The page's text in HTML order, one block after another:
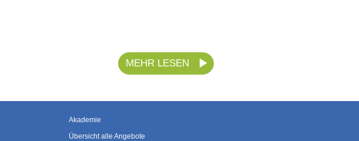
MEHR LESEN
Akademie
Übersicht alle Angebote